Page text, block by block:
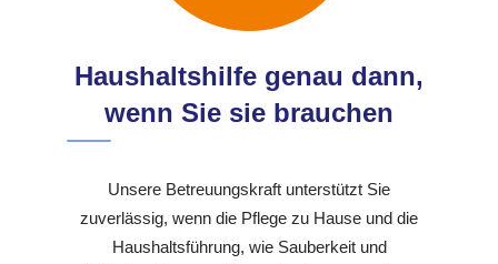
Haushaltshilfe genau dann,
wenn Sie sie brauchen
Unsere Betreuungskraft unterstützt Sie
zuverlässig, wenn die Pflege zu Hause und die
Haushaltsführung, wie Sauberkeit und